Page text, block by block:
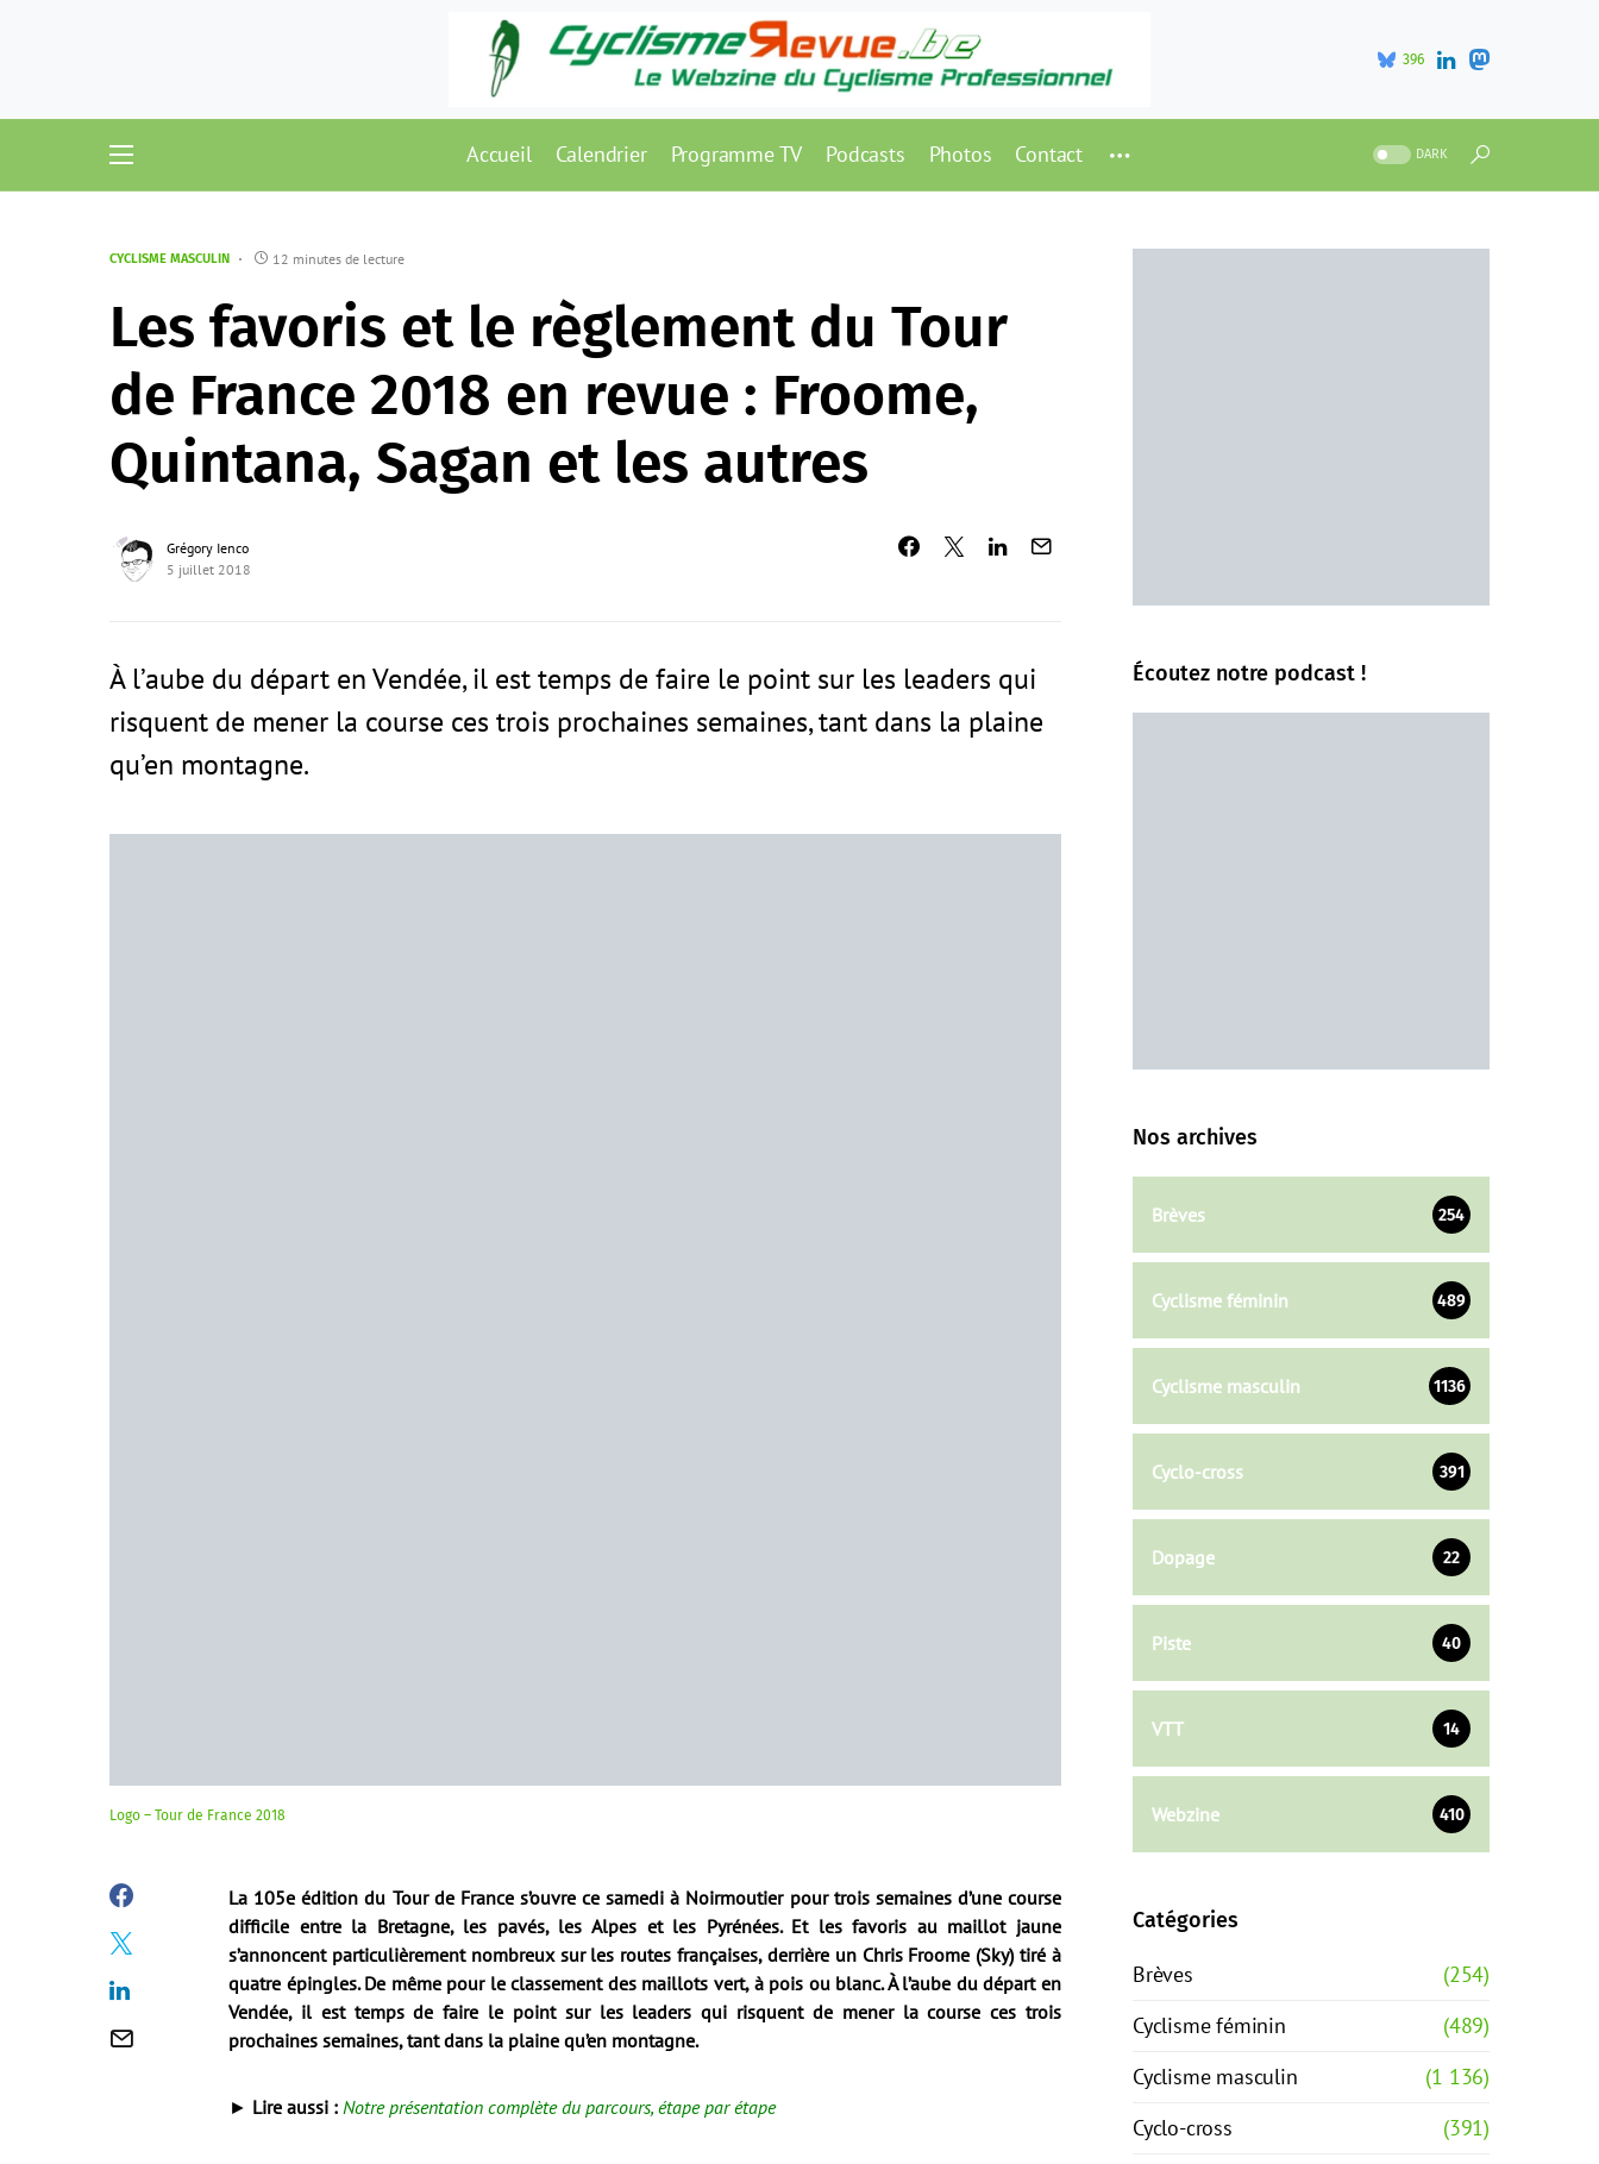
396
Accueil Calendrier Programme TV Podcasts Photos Contact DARK
CYCLISME MASCULIN 12 minutes de lecture
Les favoris et le règlement du Tour
de France 2018 en revue : Froome,
Quintana, Sagan et les autres
Grégory Ienco
5 juillet 2018
À l’aube du départ en Vendée, il est temps de faire le point sur les leaders qui
risquent de mener la course ces trois prochaines semaines, tant dans la plaine
qu’en montagne.
Logo – Tour de France 2018
La 105e édition du Tour de France s’ouvre ce samedi à Noirmoutier pour trois semaines d’une course
difficile entre la Bretagne, les pavés, les Alpes et les Pyrénées. Et les favoris au maillot jaune
s’annoncent particulièrement nombreux sur les routes françaises, derrière un Chris Froome (Sky) tiré à
quatre épingles. De même pour le classement des maillots vert, à pois ou blanc. À l’aube du départ en
Vendée, il est temps de faire le point sur les leaders qui risquent de mener la course ces trois
prochaines semaines, tant dans la plaine qu’en montagne.
► Lire aussi : Notre présentation complète du parcours, étape par étape
Écoutez notre podcast !
Nos archives
Brèves 254
Cyclisme féminin 489
Cyclisme masculin 1136
Cyclo-cross 391
Dopage 22
Piste 40
VTT 14
Webzine 410
Catégories
Brèves
(254)
Cyclisme féminin
(489)
Cyclisme masculin
(1 136)
Cyclo-cross
(391)